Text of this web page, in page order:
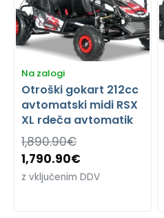
Na zalogi
Otroški gokart 212cc
avtomatski midi RSX
XL rdeča avtomatik
1,890.90€
1,790.90€
z vključenim DDV